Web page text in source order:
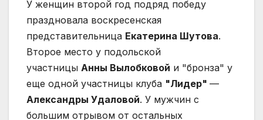
У женщин второй год подряд победу
праздновала воскресенская
представительница Екатерина Шутова.
Второе место у подольской
участницы Анны Вылобковой и "бронза" у
еще одной участницы клуба "Лидер" —
Александры Удаловой. У мужчин с
большим отрывом от остальных